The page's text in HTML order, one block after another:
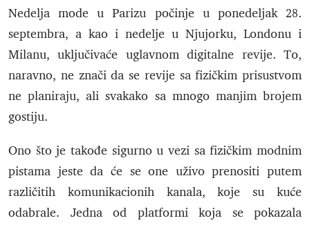
Nedelja mode u Parizu počinje u ponedeljak 28.
septembra, a kao i nedelje u Njujorku, Londonu i
Milanu, uključivaće uglavnom digitalne revije. To,
naravno, ne znači da se revije sa fizičkim prisustvom
ne planiraju, ali svakako sa mnogo manjim brojem
gostiju.
Ono što je takođe sigurno u vezi sa fizičkim modnim
pistama jeste da će se one uživo prenositi putem
različitih komunikacionih kanala, koje su kuće
odabrale. Jedna od platformi koja se pokazala